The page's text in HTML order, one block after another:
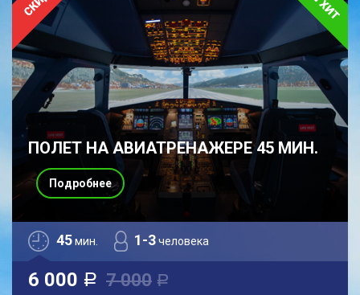
ПОЛЕТ НА АВИАТРЕНАЖЕРЕ 45 МИН.
45мин. 1-3человека
6 000 a 7 000 a
Подробнее